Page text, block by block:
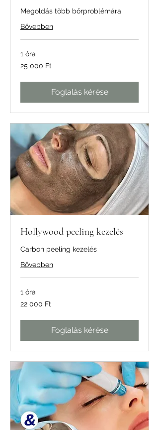
Megoldás több bőrproblémára
Bővebben
1 óra
magyar
25 000 Ft
Foglalás kérése
Hollywood peeling kezelés
Carbon peeling kezelés
Bővebben
1 óra
22 000
magyar
22 000 Ft
Foglalás kérése